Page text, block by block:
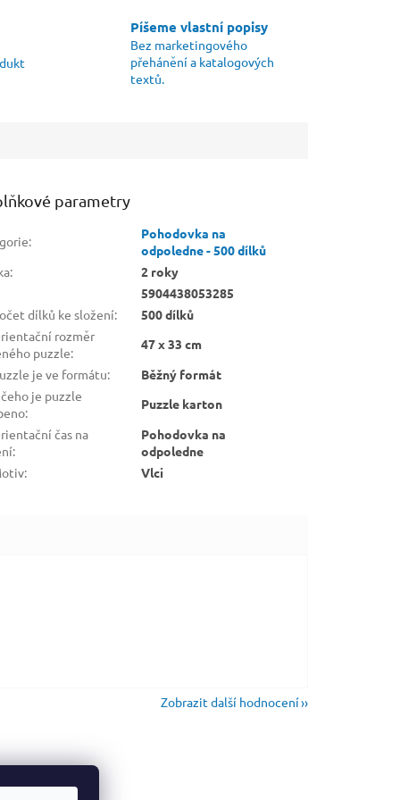
Píšeme vlastní popisy
Bez marketingového
přehánění a katalogových
textů.
parametry
:
Pohodovka na
odpoledne - 500 dílků
:
2 roky
5904438053285
dílků ke složení:
500 dílků
rozměr
puzzle:
47 x 33 cm
je ve formátu:
Běžný formát
je puzzle
:
Puzzle karton
čas na
:
Pohodovka na
odpoledne
: Vlci
Zobrazit další hodnocení